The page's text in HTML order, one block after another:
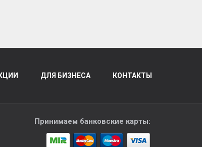
ДЛЯ БИЗНЕСА КОНТАКТЫ
Принимаем банковские карты: